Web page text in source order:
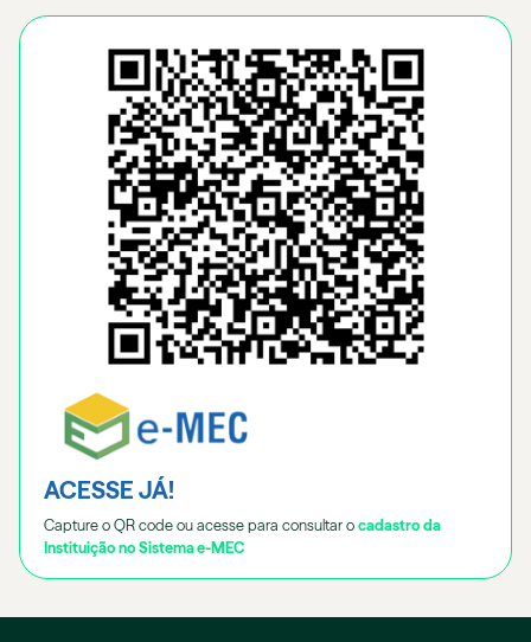
ACESSE JÁ!
Capture o QR code ou acesse para consultar o cadastro da
Instituição no Sistema e-MEC